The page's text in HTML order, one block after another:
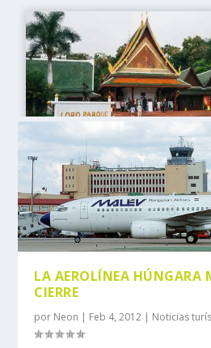
LA AEROLÍNEA HÚNGARA
CIERRE
por Neon | Feb 4, 2012 | Noticias